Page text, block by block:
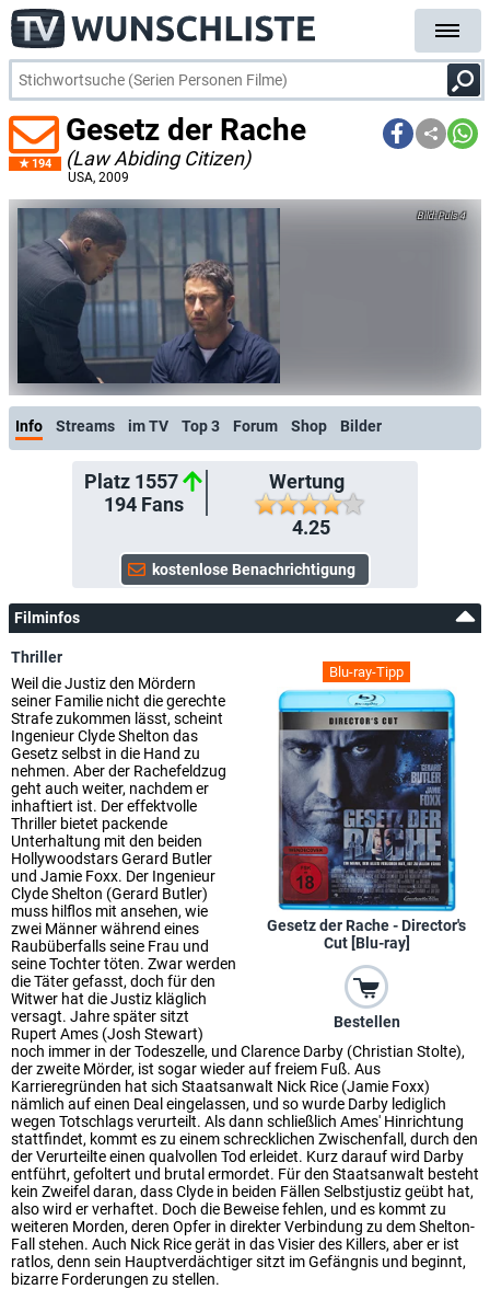
194
Gesetz der Rache
(Law Abiding Citizen)
USA, 2009
Puls 4
Info Streams im TV Top 3 Forum Shop Bilder
Platz 1557
194Fans
Wertung
4.25
Filminfos
Blu-ray-Tipp
Gesetz der Rache - Director's
Cut [Blu-ray]
Bestellen
Thriller
Weil die Justiz den Mördern
seiner Familie nicht die gerechte
Strafe zukommen lässt, scheint
Ingenieur Clyde Shelton das
Gesetz selbst in die Hand zu
nehmen. Aber der Rachefeldzug
geht auch weiter, nachdem er
inhaftiert ist. Der effektvolle
Thriller bietet packende
Unterhaltung mit den beiden
Hollywoodstars Gerard Butler
und Jamie Foxx. Der Ingenieur
Clyde Shelton (Gerard Butler)
muss hilflos mit ansehen, wie
zwei Männer während eines
Raubüberfalls seine Frau und
seine Tochter töten. Zwar werden
die Täter gefasst, doch für den
Witwer hat die Justiz kläglich
versagt. Jahre später sitzt
Rupert Ames (Josh Stewart)
noch immer in der Todeszelle, und Clarence Darby (Christian Stolte),
der zweite Mörder, ist sogar wieder auf freiem Fuß. Aus
Karrieregründen hat sich Staatsanwalt Nick Rice (Jamie Foxx)
nämlich auf einen Deal eingelassen, und so wurde Darby lediglich
wegen Totschlags verurteilt. Als dann schließlich Ames' Hinrichtung
stattfindet, kommt es zu einem schrecklichen Zwischenfall, durch den
der Verurteilte einen qualvollen Tod erleidet. Kurz darauf wird Darby
entführt, gefoltert und brutal ermordet. Für den Staatsanwalt besteht
kein Zweifel daran, dass Clyde in beiden Fällen Selbstjustiz geübt hat,
also wird er verhaftet. Doch die Beweise fehlen, und es kommt zu
weiteren Morden, deren Opfer in direkter Verbindung zu dem Shelton-
Fall stehen. Auch Nick Rice gerät in das Visier des Killers, aber er ist
ratlos, denn sein Hauptverdächtiger sitzt im Gefängnis und beginnt,
bizarre Forderungen zu stellen.